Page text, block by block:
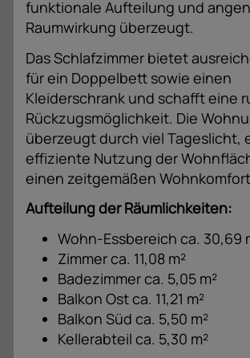
funktionale Aufteilung und
Raumwirkung überzeugt.
Das Schlafzimmer bietet
für ein Doppelbett sowie einen
Kleiderschrank und schafft eine
Rückzugsmöglichkeit. Die
überzeugt durch viel Tageslicht,
effiziente Nutzung der
einen zeitgemäßen
Aufteilung der Räumlichkeiten:
Wohn-Essbereich ca. 30,69
Zimmer ca. 11,08 m²
Badezimmer ca. 5,05 m²
Balkon Ost ca. 11,21 m²
Balkon Süd ca. 5,50 m²
Kellerabteil ca. 5,30 m²